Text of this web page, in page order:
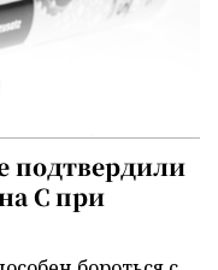
подтвердили
C при